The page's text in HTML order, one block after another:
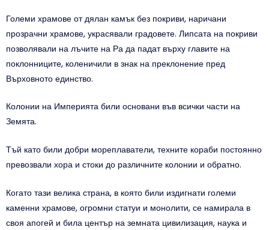
Големи храмове от дялан камък без покриви, наричани
прозрачни храмове, украсявали градовете. Липсата на покриви
позволявали на лъчите на Ра да падат върху главите на
поклонниците, коленичили в знак на преклонение пред
Върховното единство.
Колонии на Империята били основани във всички части на
Земята.
Тъй като били добри мореплаватели, техните кораби постоянно
превозвали хора и стоки до различните колонии и обратно.
Когато тази велика страна, в която били издигнати големи
каменни храмове, огромни статуи и монолити, се намирала в
своя апогей и била център на земната цивилизация, наука и